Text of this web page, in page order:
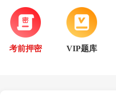
考前押密 VIP题库